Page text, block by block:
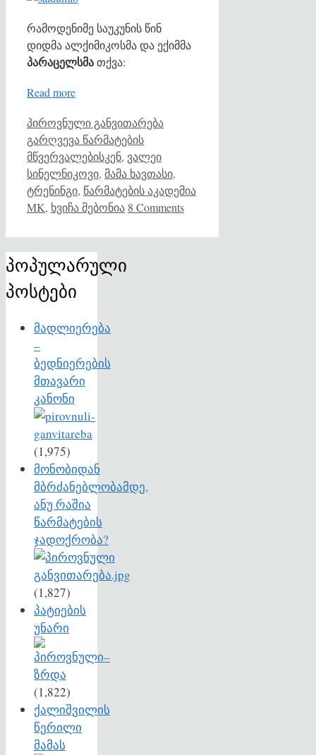
რამოდენიმე საუკუნის წინ
დიდმა ალქიმიკოსმა და ექიმმა
პარაცელსმათქვა:
Read more
Categories
პიროვნული განვითარებაTags
გარღვევა წარმატების
მწვერვალებისკენ, ვალეი
სინელნიკოვი, მამა ხავთასი,
ტრენინგი, წარმატების აკადემია
MK, ხვიჩა მებონია 8 Comments
პოპულარული
პოსტები
მადლიერება
–
ბედნიერების
მთავარი
კანონი
(1,975)
მონობიდან
მბრძანებლობამდე,
ანუ რაშია
წარმატების
ჯადოქრობა?
(1,827)
პატიების
უნარი
(1,822)
ქალიშვილის
წერილი
მამას